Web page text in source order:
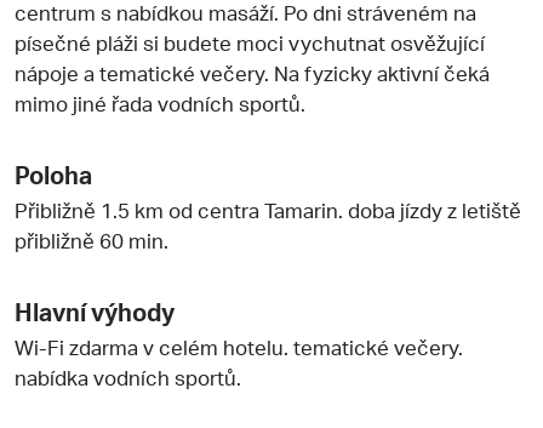
centrum s nabídkou masáží. Po dni stráveném na
písečné pláži si budete moci vychutnat osvěžující
nápoje a tematické večery. Na fyzicky aktivní čeká
mimo jiné řada vodních sportů.
Poloha
Přibližně 1.5 km od centra Tamarin. doba jízdy z letiště
přibližně 60 min.
Hlavní výhody
Wi-Fi zdarma v celém hotelu. tematické večery.
nabídka vodních sportů.